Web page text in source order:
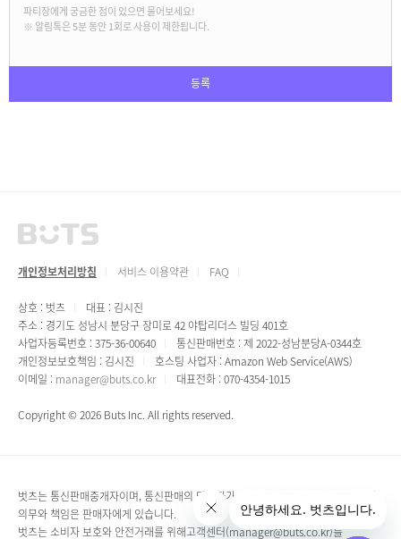
등록
개인정보처리방침 서비스 이용약관 FAQ
상호 : 벗츠
대표 : 김시진
주소 : 경기도 성남시 분당구 장미로 42 야탑리더스 빌딩 401호
사업자등록번호 : 375-36-00640
통신판매번호 : 제 2022-성남분당A-0344호
개인정보보호책임 : 김시진
호스팅 사업자 : Amazon Web Service(AWS)
이메일 : manager@buts.co.kr 대표전화 : 070-4354-1015
Copyright © 2026 Buts Inc. All rights reserved.
벗츠는 통신판매중개자이며, 통신판매의 당사자가 아닙니다.파티정보, 구매에 관한
의무와 책임은 판매자에게 있습니다.
벗츠는 소비자 보호와 안전거래를 위해고객센터(manager@buts.co.kr)를